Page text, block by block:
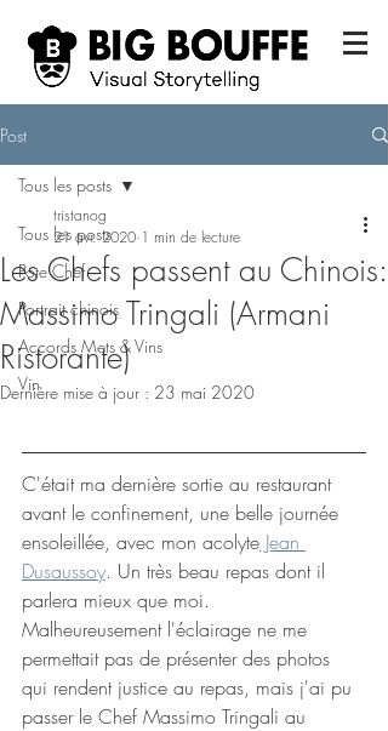
Post
Tous les posts
Pote Chef
Portrait chinois
Accords Mets & Vins
Vin
Tous les posts
Les Chefs passent au Chinois:
Massimo Tringali (Armani
Ristorante)
tristanog
21 avr. 2020 1 min de lecture
Dernière mise à jour : 23 mai 2020
C'était ma dernière sortie au restaurant
avant le confinement, une belle journée
ensoleillée, avec mon acolyte Jean
Dusaussoy. Un très beau repas dont il
parlera mieux que moi.
Malheureusement l'éclairage ne me
permettait pas de présenter des photos
qui rendent justice au repas, mais j'ai pu
passer le Chef Massimo Tringali au